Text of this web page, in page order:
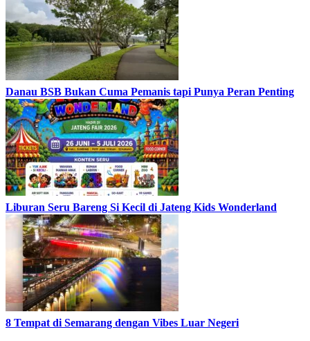
Danau BSB Bukan Cuma Pemanis tapi Punya Peran Penting
Liburan Seru Bareng Si Kecil di Jateng Kids Wonderland
8 Tempat di Semarang dengan Vibes Luar Negeri